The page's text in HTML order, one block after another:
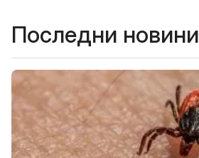
Последни новини